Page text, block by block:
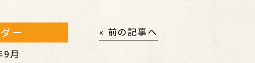
« 前の記事へ
ー
月